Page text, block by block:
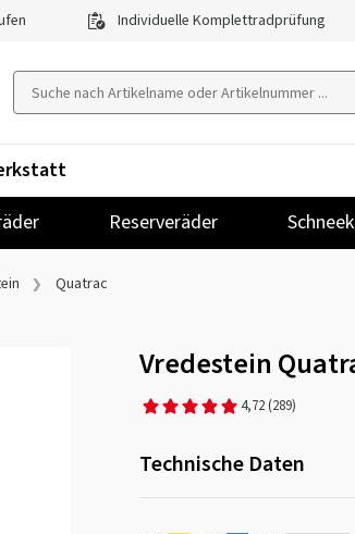
Individuelle Komplettradprüfung
Reserveräder
Quatrac
Vredestein
4,72 (289)
Technische Daten